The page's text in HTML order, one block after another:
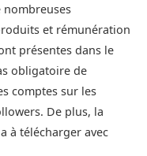
nombreuses
et rémunération
présentes dans le
obligatoire de
comptes sur les
De plus, la
à télécharger avec